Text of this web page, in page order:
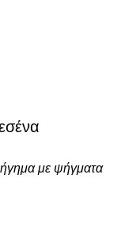
με ψήγματα